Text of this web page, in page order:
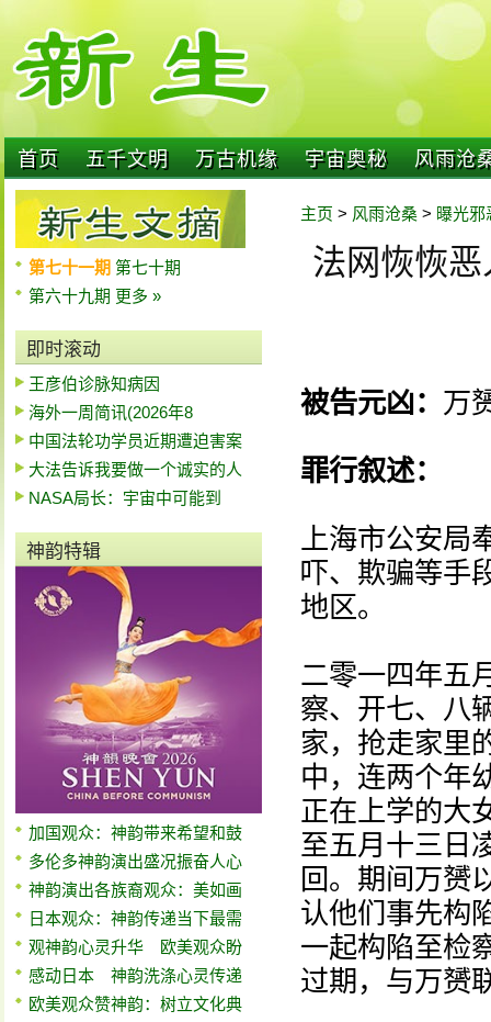
首页 五千文明 万古机缘 宇宙奥秘 风雨沧
第七十一期 第七十期
第六十九期 更多 »
即时滚动
王彦伯诊脉知病因
海外一周简讯(2026年8
中国法轮功学员近期遭迫害案
大法告诉我要做一个诚实的人
NASA局长：宇宙中可能到
神韵特辑
加国观众：神韵带来希望和鼓
多伦多神韵演出盛况振奋人心
神韵演出各族裔观众：美如画
日本观众：神韵传递当下最需
观神韵心灵升华 欧美观众盼
感动日本 神韵洗涤心灵传递
欧美观众赞神韵：树立文化典
主页 > 风雨沧桑 > 曝光邪
法网恢恢
被告元凶： 万
罪行叙述：
上海市公安局
吓、欺骗等手
地区。
二零一四年五
察、开七、八
家，抢走家里
中，连两个年
正在上学的大
至五月十三日
回。期间万赟
认他们事先构
一起构陷至检
过期，与万赟